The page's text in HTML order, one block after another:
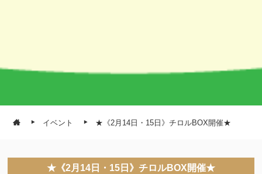
イベント ★《2月14日・15日》チロルBOX開催★
★《2月14日・15日》チロルBOX開催★